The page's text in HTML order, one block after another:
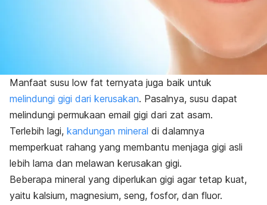
Manfaat susu low fat ternyata juga baik untuk
melindungi gigi dari kerusakan. Pasalnya, susu dapat
melindungi permukaan email gigi dari zat asam.
Terlebih lagi, kandungan mineral di dalamnya
memperkuat rahang yang membantu menjaga gigi asli
lebih lama dan melawan kerusakan gigi.
Beberapa mineral yang diperlukan gigi agar tetap kuat,
yaitu kalsium, magnesium, seng, fosfor, dan fluor.